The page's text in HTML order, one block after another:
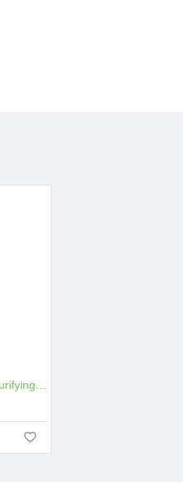
NOVÉ dōTERRA On Guard™ Purifying Mist (dezinfekčný sprej)